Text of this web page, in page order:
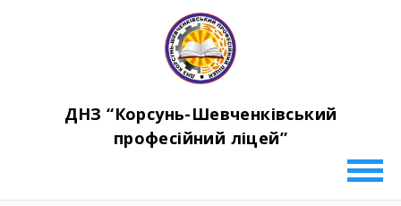
ДНЗ “Корсунь-Шевченківський
професійний ліцей”